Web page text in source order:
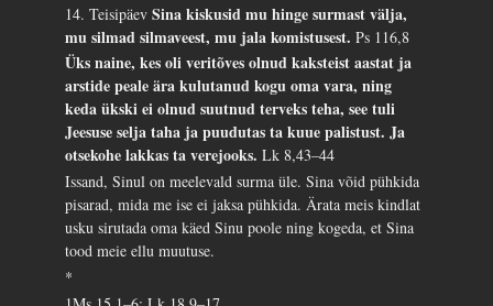
14. TeisipäevSina kiskusid mu hinge surmast välja,
mu silmad silmaveest, mu jala komistusest.Ps 116,8
Üks naine, kes oli veritõves olnud kaksteist aastat ja
arstide peale ära kulutanud kogu oma vara, ning
keda ükski ei olnud suutnud terveks teha, see tuli
Jeesuse selja taha ja puudutas ta kuue palistust. Ja
otsekohe lakkas ta verejooks.Lk 8,43–44
Issand, Sinul on meelevald surma üle. Sina võid pühkida
pisarad, mida me ise ei jaksa pühkida. Ärata meis kindlat
usku sirutada oma käed Sinu poole ning kogeda, et Sina
tood meie ellu muutuse.
*